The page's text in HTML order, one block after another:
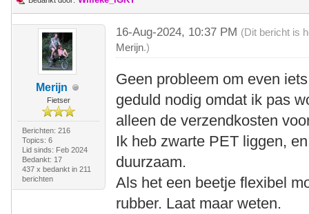
Merijn
Fietser
Berichten: 216
Topics: 6
Lid sinds: Feb 2024
Bedankt: 17
437 x bedankt in 211
berichten
16-Aug-2024, 10:37 PM (Dit bericht is
Merijn.)
Geen probleem om even
geduld nodig omdat ik pas
alleen de verzendkosten
Ik heb zwarte PET liggen,
duurzaam.
Als het een beetje flexibel
rubber. Laat maar weten.